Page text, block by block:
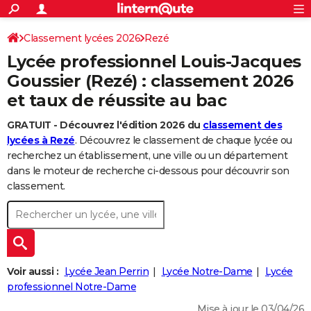
ACTUALITÉS
Politique
Société
Faits Divers
Education
Monde
Villes
+
SPORT
Coupe du monde 2026
Football
Tennis
Cyclisme
Rugby
Forum
CULTURE
Programme TV
TNT
Streaming
Cinéma
Sorties cinéma
Musique
+
FINANCE
Retraite
Impôts
Epargne
Immobilier
Risques naturels par ville
Banque
Assurance
Crédit
AUTO
Essais
Réserver un essai
Citadines
Berlines
SUV
Forum auto
+
HIGH-TECH
Mobiles
Meilleur smartphone
Internet
Ordinateurs
Jeux vidéo
Guide high-tech
+
BRICOLAGE
Forum
Aménagement intérieur
Extérieur
Cuisine
Salle de bains
Jardinage
Rangement
WEEK-END
Guides de France
Escapades
Patrimoine
Expositions
Musées
Week-end nature
+LIFESTYLE
Art de vivre
Bien-être
Loisirs
Mode
Modes de vie
+SANTE
S'inscrire
Connexion
Classement lycées 2026 Rezé
Lycée professionnel Louis-Jacques
Goussier (Rezé) : classement 2026
et taux de réussite au bac
GRATUIT - Découvrez l'édition 2026 du classement des
lycées à Rezé. Découvrez le classement de chaque lycée ou
recherchez un établissement, une ville ou un département
dans le moteur de recherche ci-dessous pour découvrir son
classement.
Voir aussi : Lycée Jean Perrin Lycée Notre-Dame
Lycée
professionnel Notre-Dame